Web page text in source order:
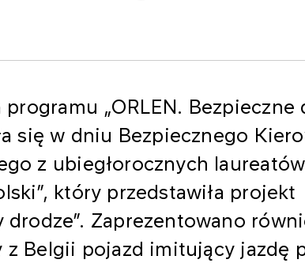
„ORLEN. Bezpieczne
się w dniu Bezpiecznego
z ubiegłorocznych
który przedstawiła projekt
drodze”. Zaprezentowano
z Belgii pojazd imitujący jazdę